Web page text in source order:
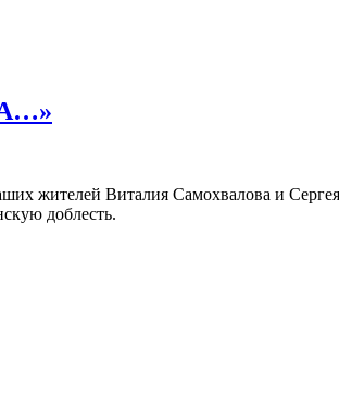
жителей Виталия Самохвалова и
доблесть.